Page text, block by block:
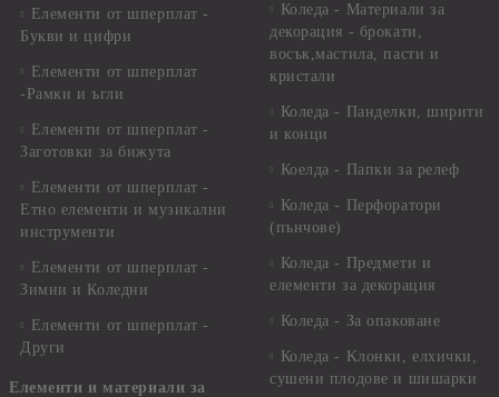
Елементи от шперплат -
Букви и цифри
Елементи от шперплат
-Рамки и ъгли
Елементи от шперплат -
Заготовки за бижута
Елементи от шперплат -
Етно елементи и музикални
инструменти
Елементи от шперплат -
Зимни и Коледни
Елементи от шперплат -
Други
Елементи и материали за
Коледа - Материали за
декорация - брокати,
восък,мастила, пасти и
кристали
Коледа - Панделки, ширити
и конци
Коелда - Папки за релеф
Коледа - Перфоратори
(пънчове)
Коледа - Предмети и
елементи за декорация
Коледа - За опаковане
Коледа - Kлонки, елхички,
сушени плодове и шишарки